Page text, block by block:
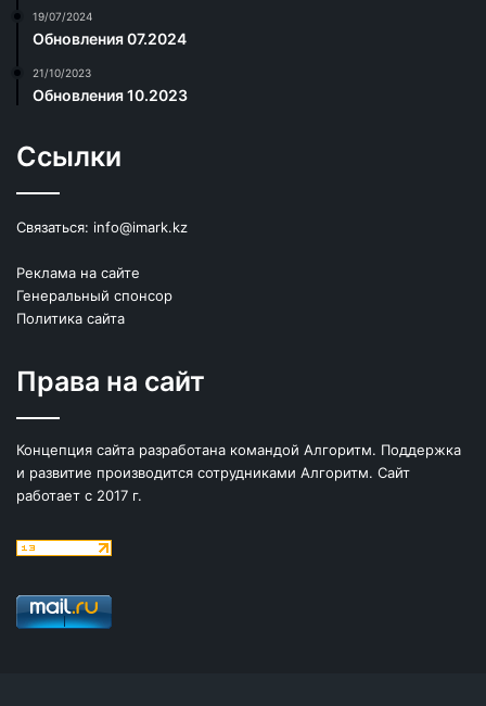
19/07/2024
Обновления 07.2024
21/10/2023
Обновления 10.2023
Ссылки
Связаться: info@imark.kz
Реклама на сайте
Генеральный спонсор
Политика сайта
Права на сайт
Концепция сайта разработана командой Алгоритм. Поддержка
и развитие производится сотрудниками Алгоритм. Сайт
работает с 2017 г.